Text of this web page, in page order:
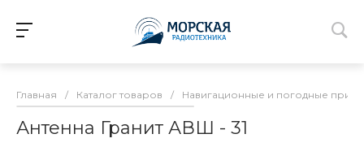
Главная / Каталог товаров / Навигационные и погодные
Антенна Гранит АВШ - 31